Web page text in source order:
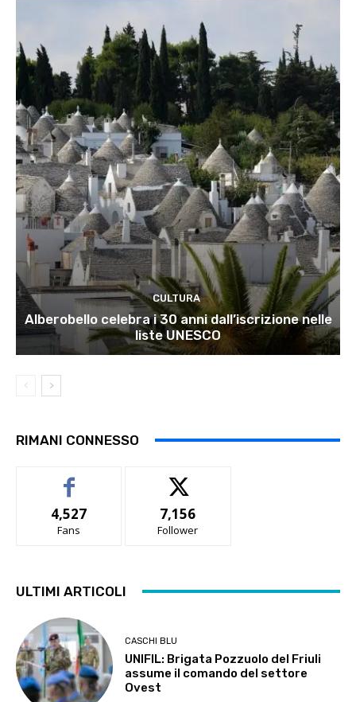
CULTURA
Alberobello celebra i 30 anni dall’iscrizione nelle
liste UNESCO
RIMANI CONNESSO
4,527
Fans
7,156
Follower
ULTIMI ARTICOLI
CASCHI BLU
UNIFIL: Brigata Pozzuolo del Friuli
assume il comando del settore
Ovest